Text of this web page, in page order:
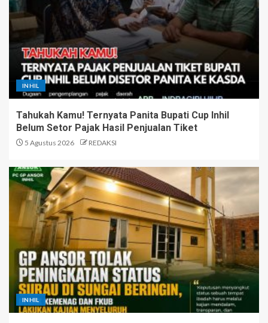
INHIL
Tahukah Kamu! Ternyata Panita Bupati Cup Inhil
Belum Setor Pajak Hasil Penjualan Tiket
5 Agustus 2026 REDAKSI
INHIL